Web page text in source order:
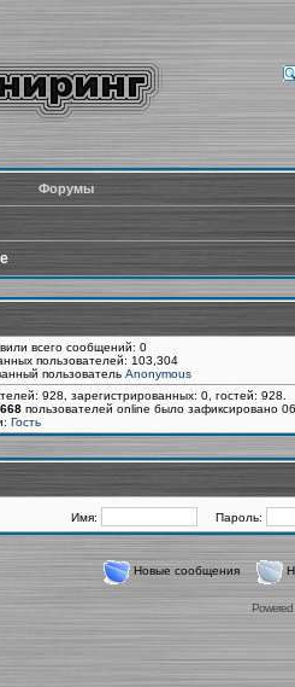
Форумы
всего сообщений: 0
пользователей: 103,304
пользователь Anonymous
928, зарегистрированных: 0, гостей:
пользователей online было зафиксировано
Гость
Имя: Пароль:
Новые сообщения